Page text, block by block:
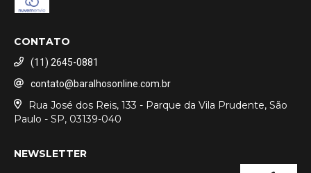
CONTATO
(11) 2645-0881
contato@baralhosonline.com.br
Rua José dos Reis, 133 - Parque da Vila Prudente, São
Paulo - SP, 03139-040
NEWSLETTER